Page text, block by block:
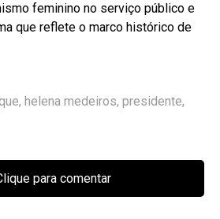
feminino no serviço público e
que reflete o marco histórico de
, helena medeiros, presidente,
para comentar